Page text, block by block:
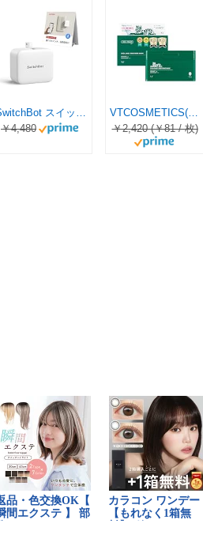
SwitchBot スイッチボット スイッチ ボタンに適用 指ロボット スマートスイッチ スマートホーム ワイヤレス タイマー スマホで遠隔操作 Alexa, Google Home, Siri, IFTTTなどに対応(ハブ必要) ホワイト
￥4,480
VTCOSMETICS(ブイティコスメテックス) シートマスク 5種 スキンケア 韓国コスメ シカ CICA (スージングマスク)
￥2,420 (￥81 / 枚)